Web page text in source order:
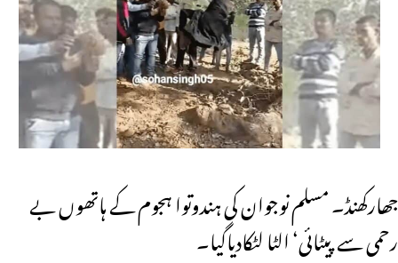
جھارکھنڈ۔ مسلم نوجوان کی ہندوتوا ہجوم کے ہاتھوں بے
رحمی سے پیٹائی‘ الٹا لٹکادیاگیا۔